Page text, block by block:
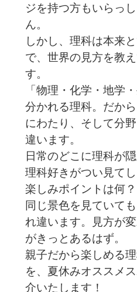
ジを持つ方もいらっ
ん。
しかし、理科は本来
で、世界の見方を教
す。
「物理・化学・地学
分かれる理科。だか
にわたり、そして分
違います。
日常のどこに理科が
理科好きがつい見て
楽しみポイントは何？
同じ景色を見ていて
れ違います。見方が
がきっとあるはず。
親子だから楽しめる
を、夏休みオススメ
介いたします！